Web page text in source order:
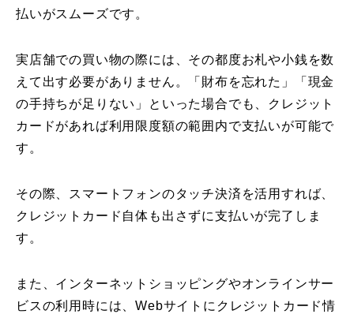
払いがスムーズです。
実店舗での買い物の際には、その都度お札や小銭を数
えて出す必要がありません。「財布を忘れた」「現金
の手持ちが足りない」といった場合でも、クレジット
カードがあれば利用限度額の範囲内で支払いが可能で
す。
その際、スマートフォンのタッチ決済を活用すれば、
クレジットカード自体も出さずに支払いが完了しま
す。
また、インターネットショッピングやオンラインサー
ビスの利用時には、Webサイトにクレジットカード情